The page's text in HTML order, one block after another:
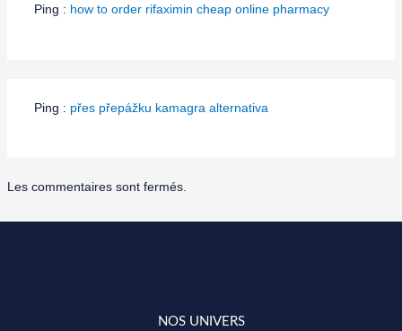
Ping : how to order rifaximin cheap online pharmacy
Ping : přes přepážku kamagra alternativa
Les commentaires sont fermés.
NOS UNIVERS